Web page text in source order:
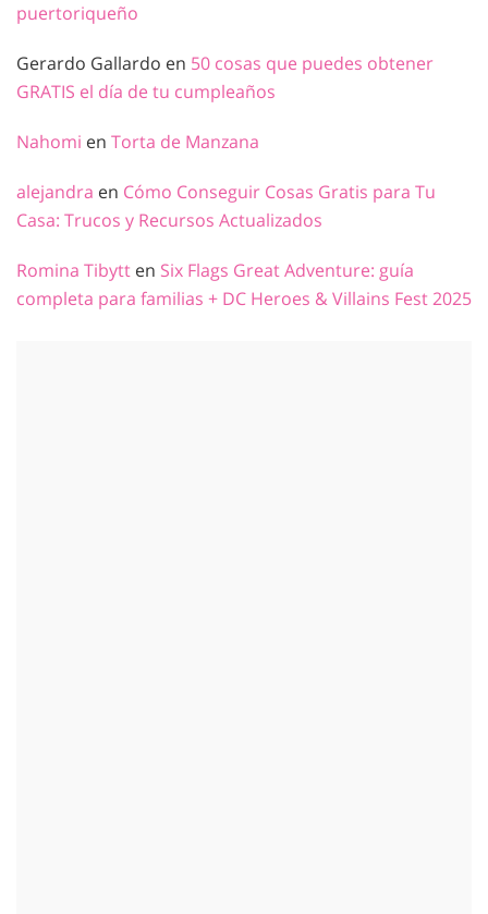
puertoriqueño
Gerardo Gallardo en 50 cosas que puedes obtener
GRATIS el día de tu cumpleaños
Nahomi en Torta de Manzana
alejandra en Cómo Conseguir Cosas Gratis para Tu
Casa: Trucos y Recursos Actualizados
Romina Tibytt en Six Flags Great Adventure: guía
completa para familias + DC Heroes & Villains Fest 2025